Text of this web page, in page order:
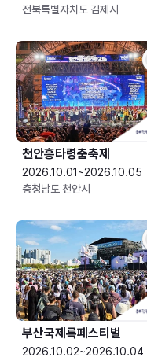
전북특별자치도 김제시
천안흥타령춤축제
2026.10.01~2026.10.05
충청남도 천안시
부산국제록페스티벌
2026.10.02~2026.10.04